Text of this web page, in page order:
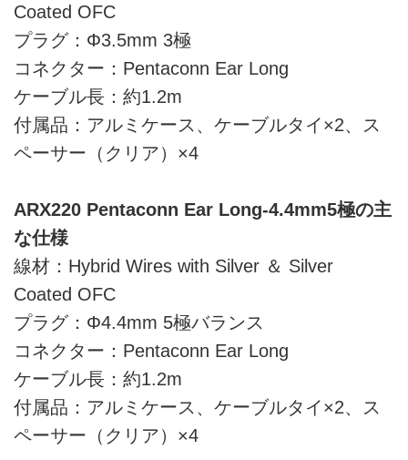
Coated OFC
プラグ：Φ3.5mm 3極
コネクター：Pentaconn Ear Long
ケーブル長：約1.2m
付属品：アルミケース、ケーブルタイ×2、ス
ペーサー（クリア）×4
ARX220 Pentaconn Ear Long-4.4mm5極の主
な仕様
線材：Hybrid Wires with Silver ＆ Silver
Coated OFC
プラグ：Φ4.4mm 5極バランス
コネクター：Pentaconn Ear Long
ケーブル長：約1.2m
付属品：アルミケース、ケーブルタイ×2、ス
ペーサー（クリア）×4